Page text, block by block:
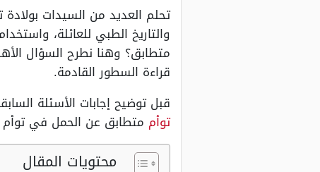
تحلم العديد من السيدات
والتاريخ الطبي للعائلة،
متطابق؟ وهنا نطرح السؤال
قراءة السطور القادمة.
قبل توضيح إجابات الأسئلة
توأم متطابق عن الحمل في توأم
محتويات المقال